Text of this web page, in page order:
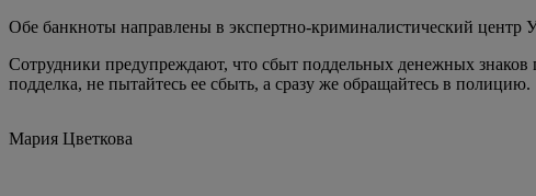
Обе банкноты направлены в экспертно-криминалистический центр
Сотрудники предупреждают, что сбыт поддельных денежных знаков
подделка, не пытайтесь ее сбыть, а сразу же обращайтесь в полицию.
Мария Цветкова